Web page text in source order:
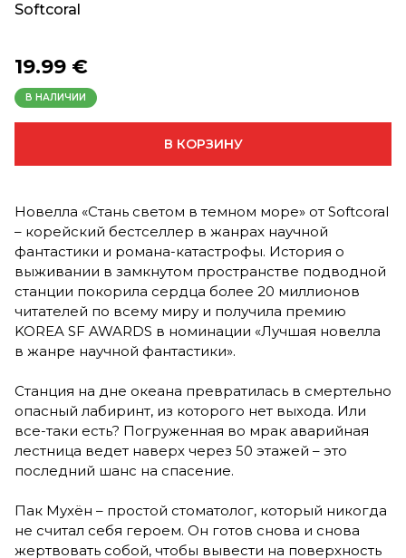
Softcoral
19.99 €
В НАЛИЧИИ
В КОРЗИНУ
Новелла «Стань светом в темном море» от Softcoral
– корейский бестселлер в жанрах научной
фантастики и романа-катастрофы. История о
выживании в замкнутом пространстве подводной
станции покорила сердца более 20 миллионов
читателей по всему миру и получила премию
KOREA SF AWARDS в номинации «Лучшая новелла
в жанре научной фантастики».
Станция на дне океана превратилась в смертельно
опасный лабиринт, из которого нет выхода. Или
все-таки есть? Погруженная во мрак аварийная
лестница ведет наверх через 50 этажей – это
последний шанс на спасение.
Пак Мухён – простой стоматолог, который никогда
не считал себя героем. Он готов снова и снова
жертвовать собой, чтобы вывести на поверхность